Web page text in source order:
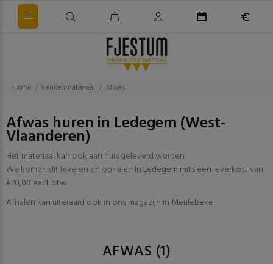
Home Keukenmateriaal Afwas
Afwas huren in Ledegem (West-
Vlaanderen)
Het materiaal kan ook aan huis geleverd worden.
We komen dit leveren en ophalen In Ledegem mits een leverkost van
€70,00 excl. btw.
Afhalen kan uiteraard ook in ons magazijn in Meulebeke
AFWAS (1)